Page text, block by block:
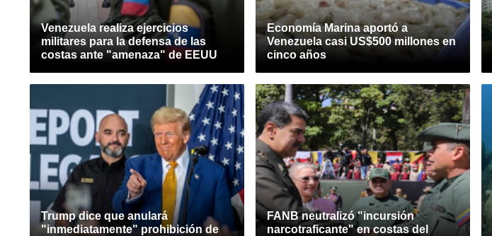
Venezuela realiza ejercicios
militares para la defensa de las
costas ante "amenaza" de EEUU
Economía Marina aportó a
Venezuela casi US$500 millones en
cinco años
Trump dice que anulará
"inmediatamente" prohibición de
FANB neutralizó "incursión
narcotraficante" en costas del